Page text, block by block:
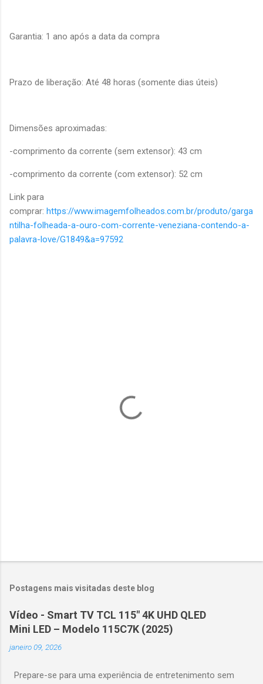
Garantia: 1 ano após a data da compra
Prazo de liberação: Até 48 horas (somente dias úteis)
Dimensões aproximadas:
-comprimento da corrente (sem extensor): 43 cm
-comprimento da corrente (com extensor): 52 cm
Link para
comprar: https://www.imagemfolheados.com.br/produto/garga
ntilha-folheada-a-ouro-com-corrente-veneziana-contendo-a-
palavra-love/G1849&a=97592
Postagens mais visitadas deste blog
Vídeo - Smart TV TCL 115" 4K UHD QLED
Mini LED – Modelo 115C7K (2025)
janeiro 09, 2026
Prepare-se para uma experiência de entretenimento sem